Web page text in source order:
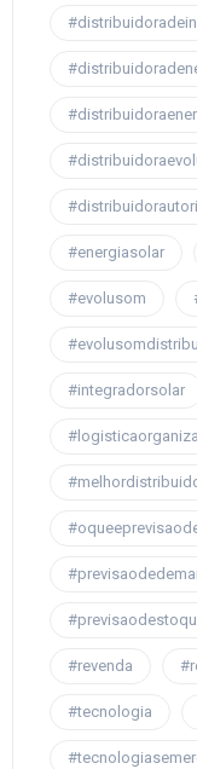
#energiasolar
#evolusom
#integradorsolar
#revenda
#tecnologia